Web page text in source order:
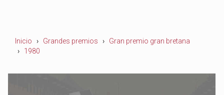
Inicio Grandes premios
Gran premio gran bretana
1980